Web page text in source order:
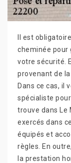
Il est
cheminée
votre sécurité.
provenant de
Dans ce cas, il
spécialiste
trouve dans Le
exercés dans
équipés et
règles. En
la prestation